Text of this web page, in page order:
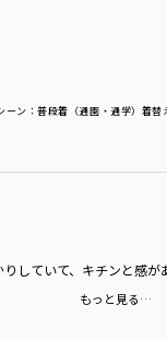
ーン ：普段着（通園・通学） 着替
していて、キチンと感が
もっと見る…